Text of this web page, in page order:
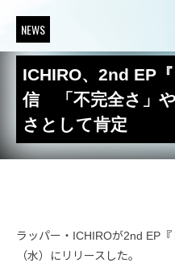
NEWS
ICHIRO、2nd EP
信 「不完全さ」
さとして肯定
ラッパー・ICHIROが2nd EP
（水）にリリースした。